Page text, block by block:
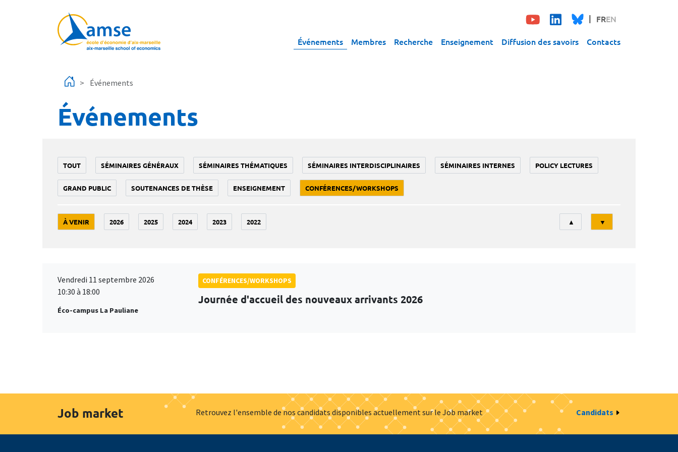
FREN
Événements Membres Recherche Enseignement Diffusion des savoirs Contacts
Événements
Événements
TOUT SÉMINAIRES GÉNÉRAUX SÉMINAIRES THÉMATIQUES SÉMINAIRES INTERDISCIPLINAIRES SÉMINAIRES INTERNES POLICY LECTURES
GRAND PUBLIC SOUTENANCES DE THÈSE ENSEIGNEMENT CONFÉRENCES/WORKSHOPS
À VENIR 2026 2025 2024 2023 2022
Tri
▲ ▼
Vendredi 11 septembre 2026
10:30 à 18:00
Éco-campus La Pauliane
CONFÉRENCES/WORKSHOPS
Journée d'accueil des nouveaux arrivants 2026
Job market Retrouvez l'ensemble de nos candidats disponibles actuellement sur le Job market Candidats